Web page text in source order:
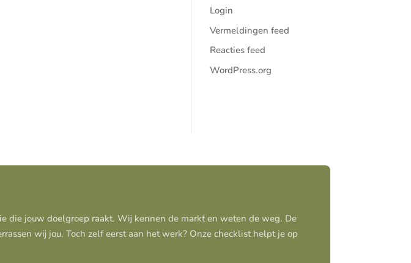
Login
Vermeldingen feed
Reacties feed
WordPress.org
die jouw doelgroep raakt. Wij kennen de markt en weten de weg. De
wij jou. Toch zelf eerst aan het werk? Onze checklist helpt je op